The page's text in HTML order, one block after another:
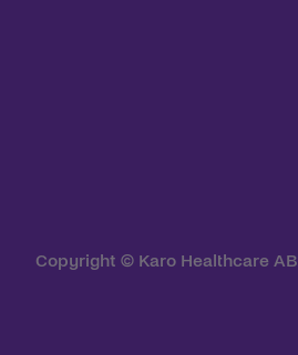
Copyright © Karo Healthcare AB